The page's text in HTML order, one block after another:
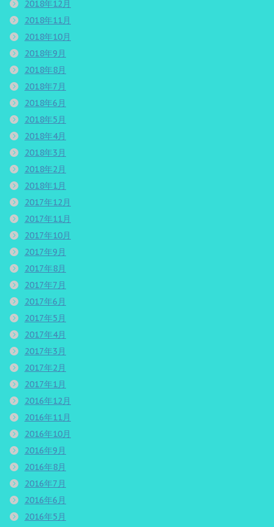
2018年12月
2018年11月
2018年10月
2018年9月
2018年8月
2018年7月
2018年6月
2018年5月
2018年4月
2018年3月
2018年2月
2018年1月
2017年12月
2017年11月
2017年10月
2017年9月
2017年8月
2017年7月
2017年6月
2017年5月
2017年4月
2017年3月
2017年2月
2017年1月
2016年12月
2016年11月
2016年10月
2016年9月
2016年8月
2016年7月
2016年6月
2016年5月